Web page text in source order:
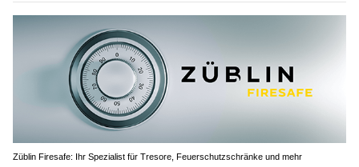
Züblin Firesafe: Ihr Spezialist für Tresore, Feuerschutzschränke und mehr